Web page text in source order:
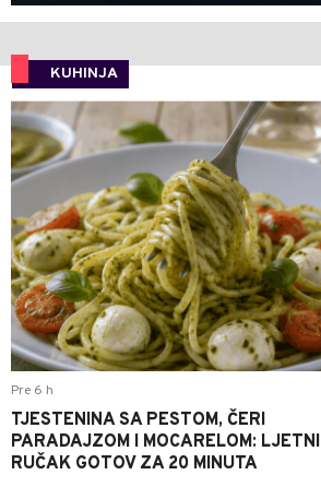
KUHINJA
Pre 6 h
TJESTENINA SA PESTOM, ČERI
PARADAJZOM I MOCARELOM: LJETNI
RUČAK GOTOV ZA 20 MINUTA